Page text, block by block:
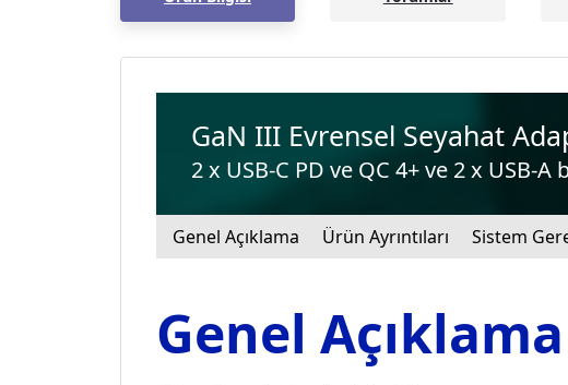
GaN III Evrensel Seyahat
2 x USB-C PD ve QC 4+ ve 2 x USB-A
Genel Açıklama Ürün Ayrıntıları Sistem
Genel Açıklama